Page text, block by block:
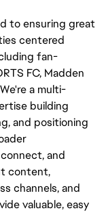
to ensuring great
centered
fan-
FC, Madden
a multi-
building
and positioning
and
content,
channels, and
valuable, easy